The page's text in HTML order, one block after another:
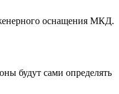
оснащения МКД.
будут сами определять